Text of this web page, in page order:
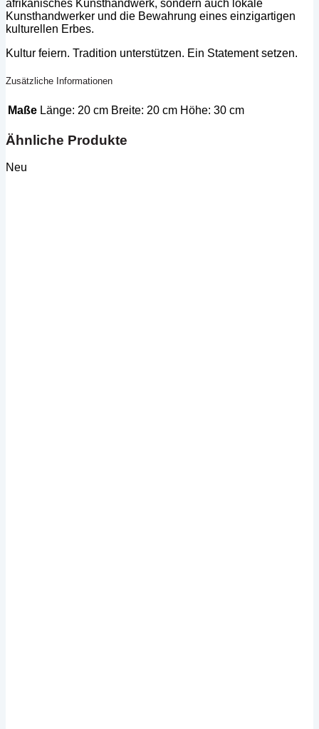
afrikanisches Kunsthandwerk, sondern auch lokale
Kunsthandwerker und die Bewahrung eines einzigartigen
kulturellen Erbes.
Kultur feiern. Tradition unterstützen. Ein Statement setzen.
Zusätzliche Informationen
Maße Länge: 20 cm Breite: 20 cm Höhe: 30 cm
Ähnliche Produkte
Neu